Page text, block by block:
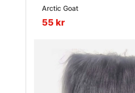
Arctic Goat
55 kr